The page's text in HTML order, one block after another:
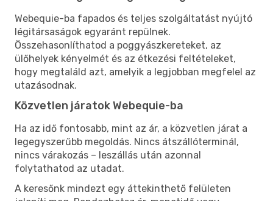
Webequie-ba fapados és teljes szolgáltatást nyújtó
légitársaságok egyaránt repülnek.
Összehasonlíthatod a poggyászkereteket, az
ülőhelyek kényelmét és az étkezési feltételeket,
hogy megtaláld azt, amelyik a legjobban megfelel az
utazásodnak.
Közvetlen járatok Webequie-ba
Ha az idő fontosabb, mint az ár, a közvetlen járat a
legegyszerűbb megoldás. Nincs átszállóterminál,
nincs várakozás – leszállás után azonnal
folytathatod az utadat.
A keresőnk mindezt egy áttekinthető felületen